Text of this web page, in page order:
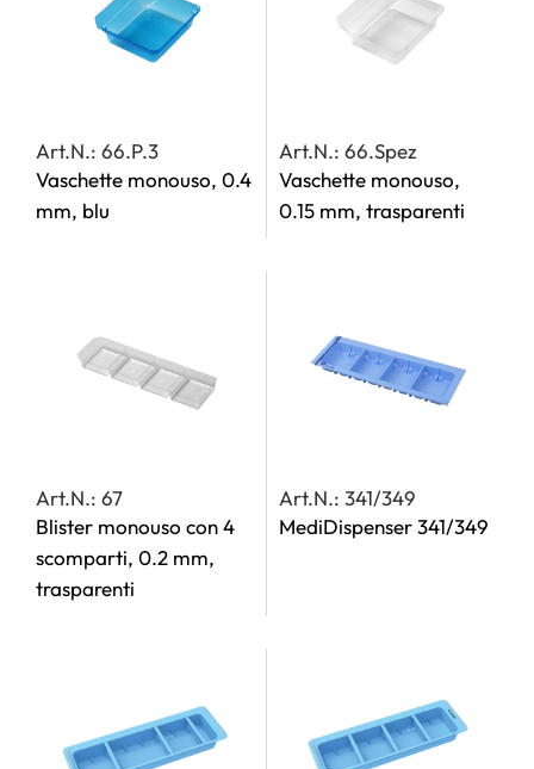
Art.N.: 66.P.3
Vaschette monouso, 0.4
mm, blu
Art.N.: 66.Spez
Vaschette monouso,
0.15 mm, trasparenti
Art.N.: 67
Blister monouso con 4
scomparti, 0.2 mm,
trasparenti
Art.N.: 341/349
MediDispenser 341/349